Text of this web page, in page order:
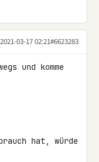
2021-03-17 02:21#6623283
und komme
hat, würde